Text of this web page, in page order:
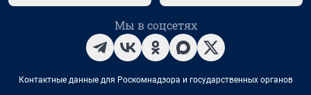
Мы в соцсетях
Контактные данные для Роскомнадзора и государственных органов